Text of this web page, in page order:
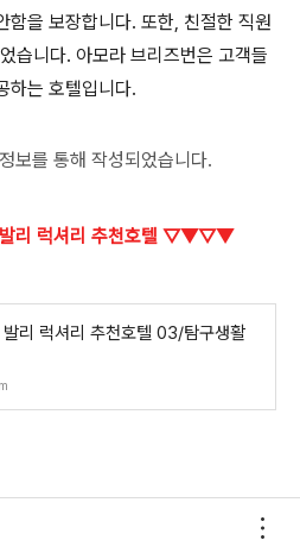
을 보장합니다. 또한, 친절한 직원
습니다. 아모라 브리즈번은 고객들
하는 호텔입니다.
보를 통해 작성되었습니다.
리 럭셔리 추천호텔 ▽▼▽▼
발리 럭셔리 추천호텔 03/탐구생활